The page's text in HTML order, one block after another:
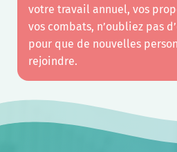
votre travail annuel, vos
vos combats, n’oubliez pas
pour que de nouvelles
rejoindre.